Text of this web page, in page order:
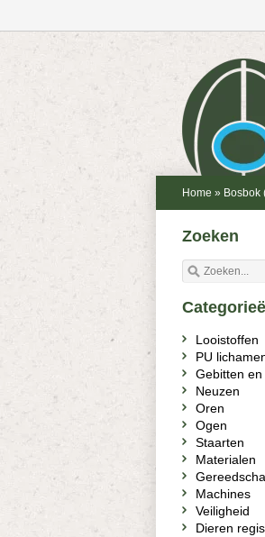
Home » Bosbok
Zoeken
Looistoffen
PU
Gebitten en
Neuzen
Oren
Ogen
Staarten
Materialen
Machines
Veiligheid
Dieren